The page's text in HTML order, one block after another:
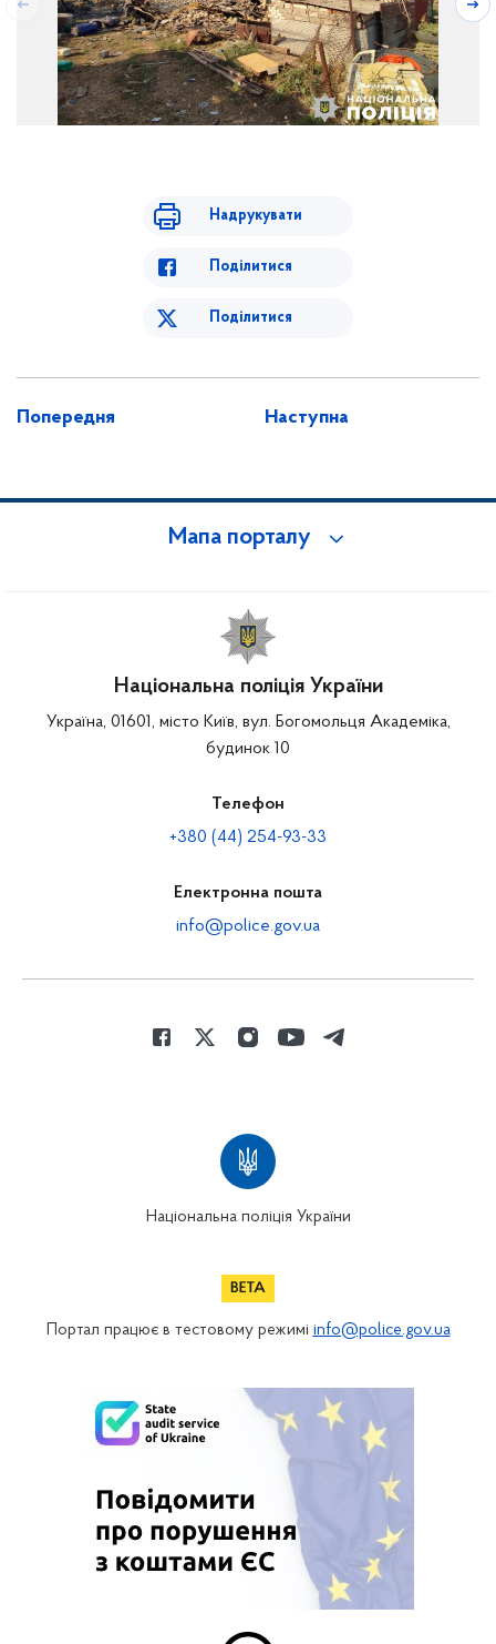
Надрукувати
Поділитися
Поділитися
Попередня Наступна
Мапа порталу
Національна поліція України
Україна, 01601, місто Київ, вул. Богомольця Академіка,
будинок 10
Телефон
+380 (44) 254-93-33
Електронна пошта
info@police.gov.ua
Національна поліція України
Портал працює в тестовому режимі info@police.gov.ua